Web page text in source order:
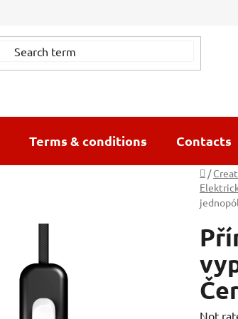
Terms & conditions Contacts
Home
/
The
Not